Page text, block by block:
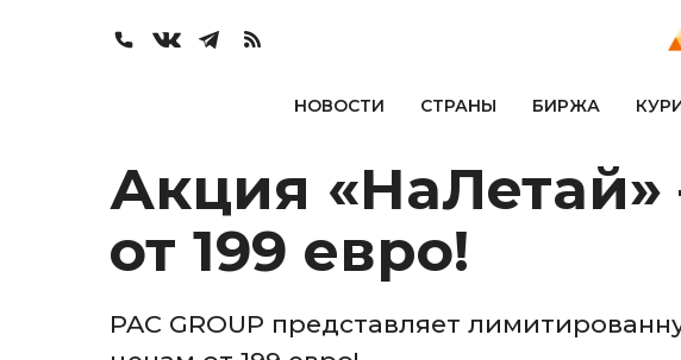
НОВОСТИ СТРАНЫ БИРЖА
Акция
от 199 евро!
PAC GROUP представляет